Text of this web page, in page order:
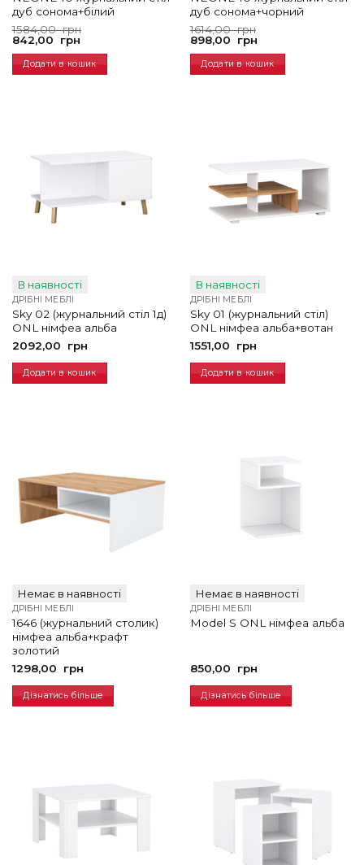
дуб сонома+білий
1584,00грн
Оригінальна
ціна:
1584,00
грн.
842,00 грн
Поточна
ціна:
842,00
грн.
Додати в кошик
дуб сонома+чорний
1614,00грн
Оригінальна
ціна:
1614,00
грн.
898,00 грн
Поточна
ціна:
898,00
грн.
Додати в кошик
В наявності
ДРІБНІ МЕБЛІ
Sky 02 (журнальний стіл 1д)
ONL німфеа альба
2092,00
грн
Додати в кошик
В наявності
ДРІБНІ МЕБЛІ
Sky 01 (журнальний стіл)
ONL німфеа альба+вотан
1551,00
грн
Додати в кошик
Немає в наявності
ДРІБНІ МЕБЛІ
1646 (журнальний столик)
німфеа альба+крафт
золотий
1298,00
грн
Дізнатись більше
Немає в наявності
ДРІБНІ МЕБЛІ
Model S ONL німфеа альба
850,00 грн
Дізнатись більше